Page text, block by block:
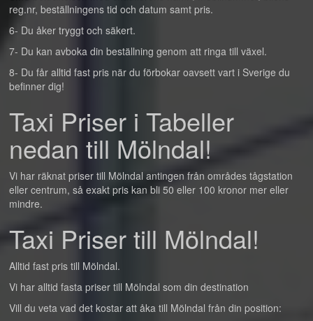
reg.nr, beställningens tid och datum samt pris.
6- Du åker tryggt och säkert.
7- Du kan avboka din beställning genom att ringa till växel.
8- Du får alltid fast pris när du förbokar oavsett vart i Sverige du
befinner dig!
Taxi Priser i Tabeller
nedan till Mölndal!
Vi har räknat priser till Mölndal antingen från områdes tågstation
eller centrum, så exakt pris kan bli 50 eller 100 kronor mer eller
mindre.
Taxi Priser till Mölndal!
Alltid fast pris till Mölndal.
Vi har alltid fasta priser till Mölndal som din destination
Vill du veta vad det kostar att åka till Mölndal från din position: